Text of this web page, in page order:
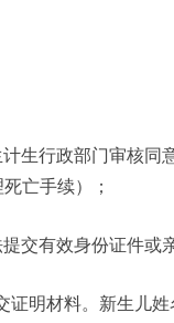
生行政部门审核同
亡手续）；
交有效身份证件或
证明材料。新生儿